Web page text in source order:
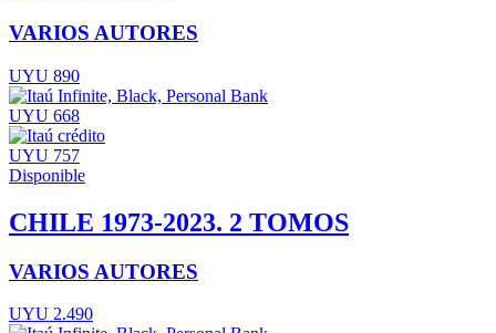
VARIOS AUTORES
UYU 890
UYU 668
UYU 757
Disponible
CHILE 1973-2023. 2 TOMOS
VARIOS AUTORES
UYU 2.490